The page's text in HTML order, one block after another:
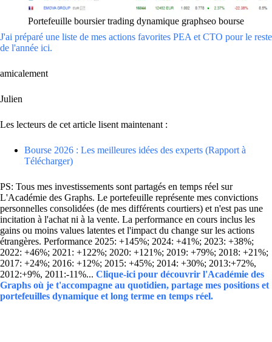
Portefeuille boursier trading dynamique graphseo bourse
J'ai préparé une liste de mes actions favorites PEA et CTO pour le reste
de l'année ici.
amicalement
Julien
Les lecteurs de cet article lisent maintenant :
Bourse 2026 : Les meilleures idées des experts (Rapport à
Télécharger)
PS: Tous mes investissements sont partagés en temps réel sur
L'Académie des Graphs. Le portefeuille représente mes convictions
personnelles consolidées (de mes différents courtiers) et n'est pas une
incitation à l'achat ni à la vente. La performance en cours inclus les
gains ou moins values latentes et l'impact du change sur les actions
étrangères. Performance 2025: +145%; 2024: +41%; 2023: +38%;
2022: +46%; 2021: +122%; 2020: +121%; 2019: +79%; 2018: +21%;
2017: +24%; 2016: +12%; 2015: +45%; 2014: +30%; 2013:+72%,
2012:+9%, 2011:-11%... Clique-ici pour découvrir l'Académie des
Graphs où je t'accompagne au quotidien, partage mes positions et
portefeuilles dynamique et long terme en temps réel.